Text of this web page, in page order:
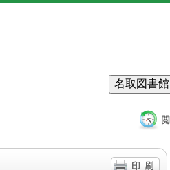
名取図書館